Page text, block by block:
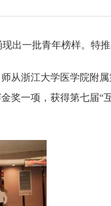
出一批青年榜样。特
从浙江大学医学院附
奖一项，获得第七届